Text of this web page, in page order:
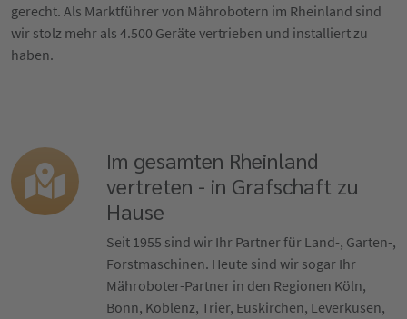
gerecht. Als Marktführer von Mährobotern im Rheinland sind
wir stolz mehr als 4.500 Geräte vertrieben und installiert zu
haben.
Im gesamten Rheinland
vertreten - in Grafschaft zu
Hause
Seit 1955 sind wir Ihr Partner für Land-, Garten-,
Forstmaschinen. Heute sind wir sogar Ihr
Mähroboter-Partner in den Regionen Köln,
Bonn, Koblenz, Trier, Euskirchen, Leverkusen,